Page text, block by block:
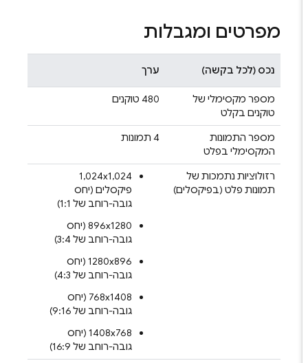
מפרטים ומגבלות
נכס (לכל בקשה) ערך
מספר מקסימלי של
טוקנים בקלט
‫480 טוקנים
מספר התמונות
המקסימלי בפלט
רזולוציות נתמכות של
תמונות פלט (בפיקסלים)
‫‎1,024x1,024
פיקסלים (יחס
גובה-רוחב של 1:1)
‫896x1280 (יחס
גובה-רוחב של 3:4)
‫1280x896 (יחס
גובה-רוחב של 4:3)
‫768x1408 (יחס
גובה-רוחב של 9:16)
‫1408x768 (יחס
גובה-רוחב של 16:9)